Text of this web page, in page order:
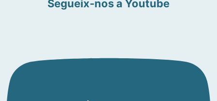
Segueix-nos a Youtube